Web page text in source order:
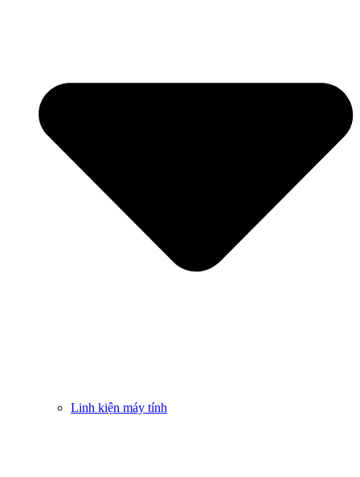
Linh kiện máy tính